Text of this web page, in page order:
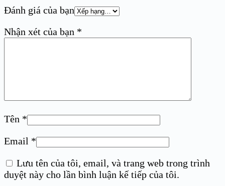
Đánh giá của bạn
Nhận xét của bạn *
Tên *
Email *
Lưu tên của tôi, email, và trang web trong trình
duyệt này cho lần bình luận kế tiếp của tôi.